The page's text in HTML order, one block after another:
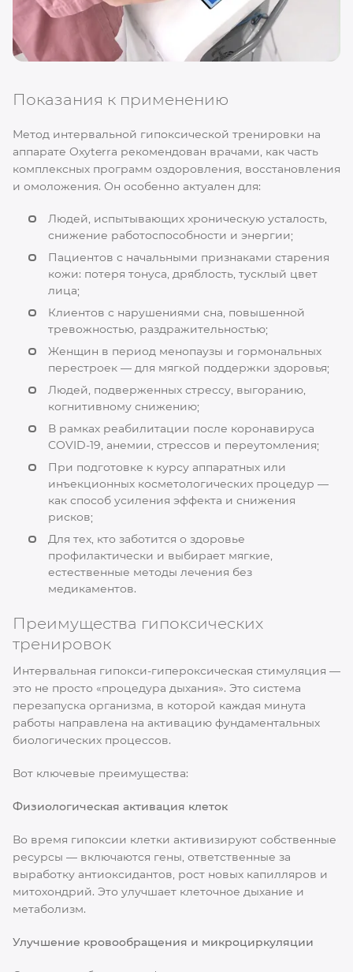
Показания к применению
Метод интервальной гипоксической тренировки на
аппарате Oxyterra рекомендован врачами, как часть
комплексных программ оздоровления, восстановления
и омоложения. Он особенно актуален для:
Людей, испытывающих хроническую усталость,
снижение работоспособности и энергии;
Пациентов с начальными признаками старения
кожи: потеря тонуса, дряблость, тусклый цвет
лица;
Клиентов с нарушениями сна, повышенной
тревожностью, раздражительностью;
Женщин в период менопаузы и гормональных
перестроек — для мягкой поддержки здоровья;
Людей, подверженных стрессу, выгоранию,
когнитивному снижению;
В рамках реабилитации после коронавируса
COVID-19, анемии, стрессов и переутомления;
При подготовке к курсу аппаратных или
инъекционных косметологических процедур —
как способ усиления эффекта и снижения
рисков;
Для тех, кто заботится о здоровье
профилактически и выбирает мягкие,
естественные методы лечения без
медикаментов.
Преимущества гипоксических
тренировок
Интервальная гипокси-гипероксическая стимуляция —
это не просто «процедура дыхания». Это система
перезапуска организма, в которой каждая минута
работы направлена на активацию фундаментальных
биологических процессов.
Вот ключевые преимущества:
Физиологическая активация клеток
Во время гипоксии клетки активизируют собственные
ресурсы — включаются гены, ответственные за
выработку антиоксидантов, рост новых капилляров и
митохондрий. Это улучшает клеточное дыхание и
метаболизм.
Улучшение кровообращения и микроциркуляции